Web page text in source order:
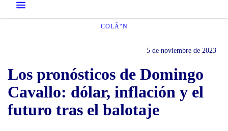
COLÃ“N
5 de noviembre de 2023
Los pronósticos de Domingo
Cavallo: dólar, inflación y el
futuro tras el balotaje